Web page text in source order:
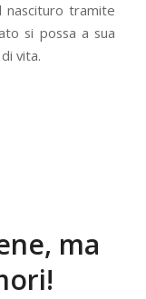
nascituro tramite
si possa a sua
vita.
ma